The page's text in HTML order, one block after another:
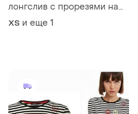
лонгслив с прорезями на
рукавах ткань эластичная
тянется "масло"
ХS и еще 1